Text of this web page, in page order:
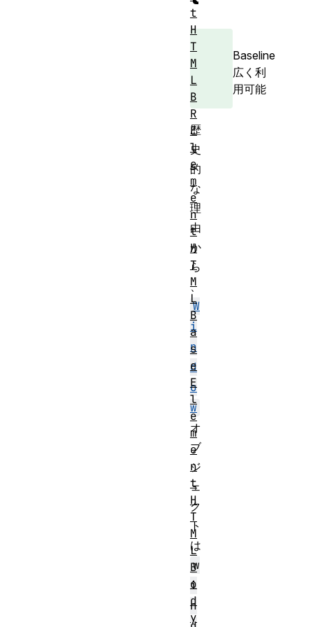
Baseline
広く利
用可能
歴
史
的
な
理
由
か
ら
、
W
i
n
d
o
w
オ
ブ
ジ
ェ
ク
ト
は
w
i
n
t
H
T
M
L
B
R
E
l
e
m
e
n
t
H
T
M
L
B
a
s
e
E
l
e
m
e
n
t
H
T
M
L
B
o
d
y